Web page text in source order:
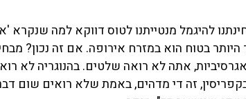
להיגמל מנטייתנו לטוס דווקא למה שנקרא
בטוח הוא במזרח אירופה. אם זה נכון?
אתה לא רואה שלטים. בהנוגריה לא
זה די מדהים, באמת שלא רואים שום